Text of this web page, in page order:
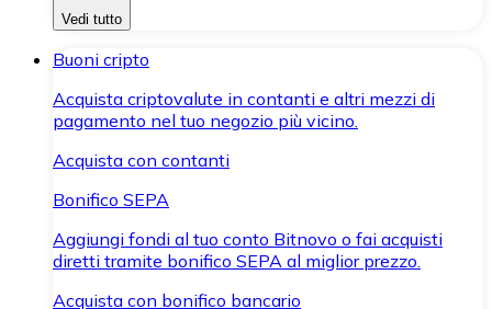
Vedi tutto
Buoni cripto
Acquista criptovalute in contanti e altri mezzi di
pagamento nel tuo negozio più vicino.
Acquista con contanti
Bonifico SEPA
Aggiungi fondi al tuo conto Bitnovo o fai acquisti
diretti tramite bonifico SEPA al miglior prezzo.
Acquista con bonifico bancario